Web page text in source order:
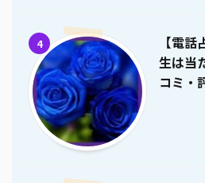
4
【電
生は当
コミ・